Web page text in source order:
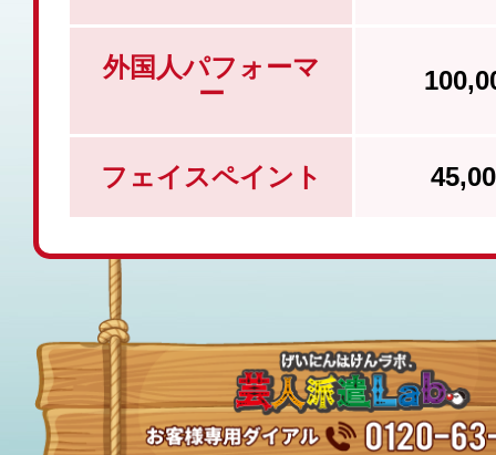
外国人パフォーマ
ー
フェイスペイント